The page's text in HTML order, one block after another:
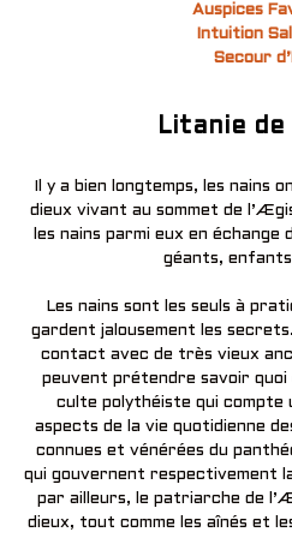
Auspices
Intuition
Secour
Litanie de
Il y a bien longtemps, les nains
dieux vivant au sommet de
les nains parmi eux en
géants, enfants
Les nains sont les seuls à
gardent jalousement les
contact avec de très vieux
peuvent prétendre savoir quoi
culte polythéiste qui compte
aspects de la vie quotidienne
connues et vénérées du
qui gouvernent respectivement
par ailleurs, le patriarche de
dieux, tout comme les aînés et